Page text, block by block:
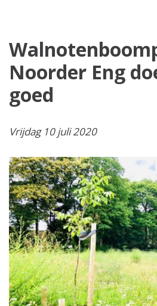
Noorder Eng
goed
Vrijdag 10 juli 2020